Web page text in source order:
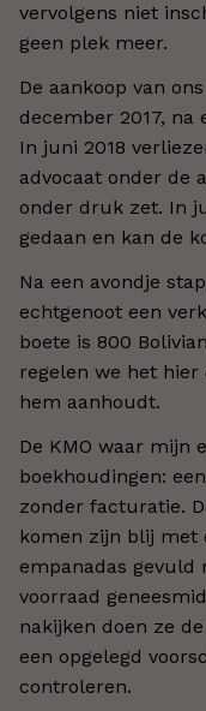
vervolgens niet
geen plek meer.
De aankoop van
december 2017,
In juni 2018
advocaat onder de
onder druk zet. In
gedaan en kan de
Na een avondje
echtgenoot een
boete is 800
regelen we het hier
hem aanhoudt.
De KMO waar mijn
boekhoudingen:
zonder facturatie.
komen zijn blij met
empanadas gevuld
voorraad
nakijken doen ze
een opgelegd
controleren.